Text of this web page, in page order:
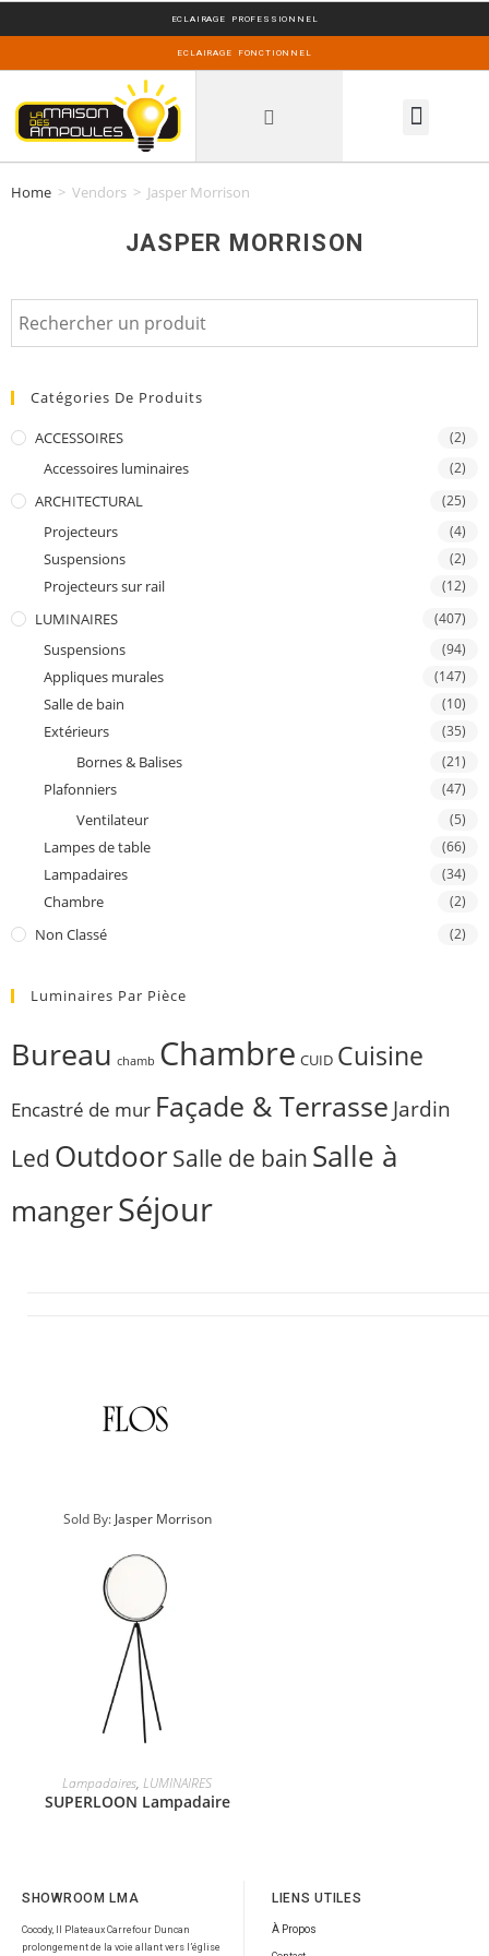
ECLAIRAGE PROFESSIONNEL
ECLAIRAGE FONCTIONNEL
Home > Vendors > Jasper Morrison
JASPER MORRISON
Catégories De Produits
ACCESSOIRES (2)
Accessoires luminaires (2)
ARCHITECTURAL (25)
Projecteurs (4)
Suspensions (2)
Projecteurs sur rail (12)
LUMINAIRES (407)
Suspensions (94)
Appliques murales (147)
Salle de bain (10)
Extérieurs (35)
Bornes & Balises (21)
Plafonniers (47)
Ventilateur (5)
Lampes de table (66)
Lampadaires (34)
Chambre (2)
Non Classé (2)
Luminaires Par Pièce
Bureau chamb Chambre CUID Cuisine
Encastré de mur Façade & Terrasse Jardin
Led OutdoorSalle de bain Salle à
mangerSéjour
Sold By: Jasper Morrison
Lampadaires,LUMINAIRES
SUPERLOON Lampadaire
SHOWROOM LMA
Cocody, II Plateaux Carrefour Duncan
prolongement de la voie allant vers l’église
LIENS UTILES
À Propos